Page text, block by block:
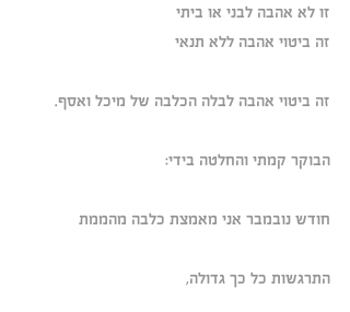
זו לא אהבה לבני או ביתי
זה ביטוי אהבה ללא תנאי
זה ביטוי אהבה לבלה הכלבה של מיכל ואסף.
הבוקר קמתי והחלטה בידי:
חודש נובמבר אני מאמצת כלבה מהממת
התרגשות כל כך גדולה,